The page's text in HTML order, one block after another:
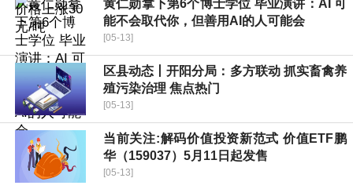
黄仁勋拿下第6个博士学位 毕业演讲：AI 可
能不会取代你，但善用AI的人可能会
[05-13]
区县动态丨开阳分局：多方联动 抓实畜禽养
殖污染治理 焦点热门
[05-13]
当前关注:解码价值投资新范式 价值ETF鹏
华（159037）5月11日起发售
[05-13]